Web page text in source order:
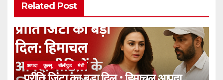
Related Post
आपदा कुल्लू बॉलीवुड मंडी